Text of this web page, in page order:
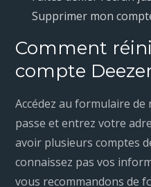
Supprimer mon
Comment
compte
Accédez au formulaire
passe et entrez votre
avoir plusieurs comptes
connaissez pas vos
vous recommandons de